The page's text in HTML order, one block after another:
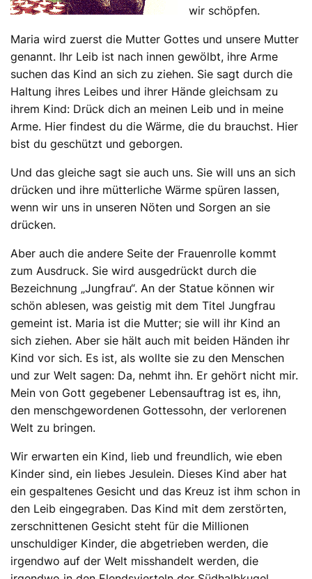
wir schöpfen.
Maria wird zuerst die Mutter Gottes und unsere Mutter
genannt. Ihr Leib ist nach innen gewölbt, ihre Arme
suchen das Kind an sich zu ziehen. Sie sagt durch die
Haltung ihres Leibes und ihrer Hände gleichsam zu
ihrem Kind: Drück dich an meinen Leib und in meine
Arme. Hier findest du die Wärme, die du brauchst. Hier
bist du geschützt und geborgen.
Und das gleiche sagt sie auch uns. Sie will uns an sich
drücken und ihre mütterliche Wärme spüren lassen,
wenn wir uns in unseren Nöten und Sorgen an sie
drücken.
Aber auch die andere Seite der Frauenrolle kommt
zum Ausdruck. Sie wird ausgedrückt durch die
Bezeichnung „Jungfrau“. An der Statue können wir
schön ablesen, was geistig mit dem Titel Jungfrau
gemeint ist. Maria ist die Mutter; sie will ihr Kind an
sich ziehen. Aber sie hält auch mit beiden Händen ihr
Kind vor sich. Es ist, als wollte sie zu den Menschen
und zur Welt sagen: Da, nehmt ihn. Er gehört nicht mir.
Mein von Gott gegebener Lebensauftrag ist es, ihn,
den menschgewordenen Gottessohn, der verlorenen
Welt zu bringen.
Wir erwarten ein Kind, lieb und freundlich, wie eben
Kinder sind, ein liebes Jesulein. Dieses Kind aber hat
ein gespaltenes Gesicht und das Kreuz ist ihm schon in
den Leib eingegraben. Das Kind mit dem zerstörten,
zerschnittenen Gesicht steht für die Millionen
unschuldiger Kinder, die abgetrieben werden, die
irgendwo auf der Welt misshandelt werden, die